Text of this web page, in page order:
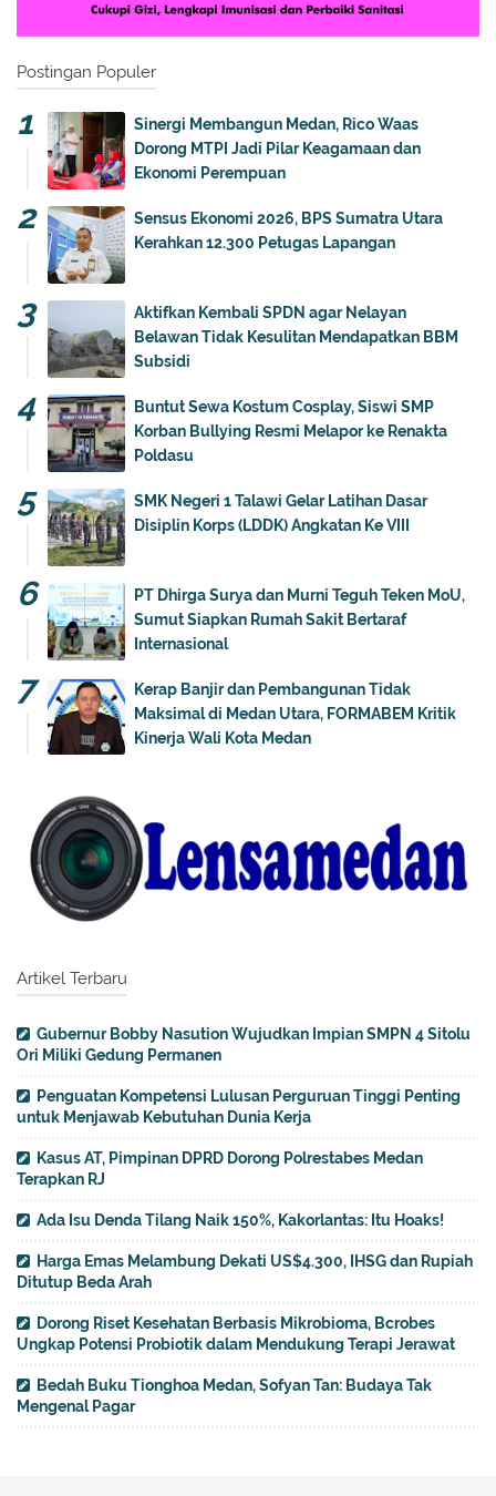
Postingan Populer
Sinergi Membangun Medan, Rico Waas
Dorong MTPI Jadi Pilar Keagamaan dan
Ekonomi Perempuan
Sensus Ekonomi 2026, BPS Sumatra Utara
Kerahkan 12.300 Petugas Lapangan
Aktifkan Kembali SPDN agar Nelayan
Belawan Tidak Kesulitan Mendapatkan BBM
Subsidi
Buntut Sewa Kostum Cosplay, Siswi SMP
Korban Bullying Resmi Melapor ke Renakta
Poldasu
SMK Negeri 1 Talawi Gelar Latihan Dasar
Disiplin Korps (LDDK) Angkatan Ke VIII
PT Dhirga Surya dan Murni Teguh Teken MoU,
Sumut Siapkan Rumah Sakit Bertaraf
Internasional
Kerap Banjir dan Pembangunan Tidak
Maksimal di Medan Utara, FORMABEM Kritik
Kinerja Wali Kota Medan
Artikel Terbaru
Gubernur Bobby Nasution Wujudkan Impian SMPN 4 Sitolu
Ori Miliki Gedung Permanen
Penguatan Kompetensi Lulusan Perguruan Tinggi Penting
untuk Menjawab Kebutuhan Dunia Kerja
Kasus AT, Pimpinan DPRD Dorong Polrestabes Medan
Terapkan RJ
Ada Isu Denda Tilang Naik 150%, Kakorlantas: Itu Hoaks!
Harga Emas Melambung Dekati US$4.300, IHSG dan Rupiah
Ditutup Beda Arah
Dorong Riset Kesehatan Berbasis Mikrobioma, Bcrobes
Ungkap Potensi Probiotik dalam Mendukung Terapi Jerawat
Bedah Buku Tionghoa Medan, Sofyan Tan: Budaya Tak
Mengenal Pagar